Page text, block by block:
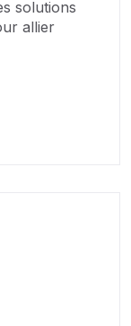
solutions
allier